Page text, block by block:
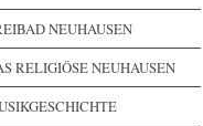
NEUHAUSEN
RELIGIÖSE NEUHAUSEN